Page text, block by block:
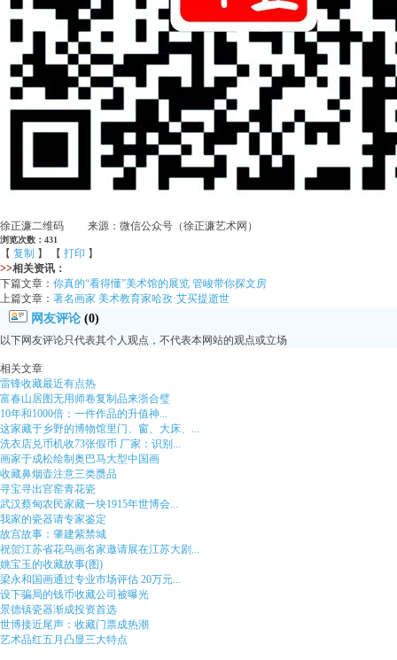
徐正濂二维码 来源：微信公众号（徐正濂艺术网）
浏览次数：431
【 复制 】 【 打印 】
>>相关资讯：
下篇文章： 你真的“看得懂”美术馆的展览 管峻带你探文房
上篇文章： 著名画家 美术教育家哈孜·艾买提逝世
网友评论 (0)
以下网友评论只代表其个人观点，不代表本网站的观点或立场
相关文章
雷锋收藏最近有点热
富春山居图无用师卷复制品来浙合璧
10年和1000倍：一件作品的升值神...
这家藏于乡野的博物馆里门、窗、大床、...
洗衣店兑币机收73张假币 厂家：识别...
画家于成松绘制奥巴马大型中国画
收藏鼻烟壶注意三类赝品
寻宝寻出官窑青花瓷
武汉蔡甸农民家藏一块1915年世博会...
我家的瓷器请专家鉴定
故宫故事：肇建紫禁城
祝贺江苏省花鸟画名家邀请展在江苏大剧...
姚宝玉的收藏故事(图)
梁永和国画通过专业市场评估 20万元...
设下骗局的钱币收藏公司被曝光
景德镇瓷器渐成投资首选
世博接近尾声：收藏门票成热潮
艺术品红五月凸显三大特点